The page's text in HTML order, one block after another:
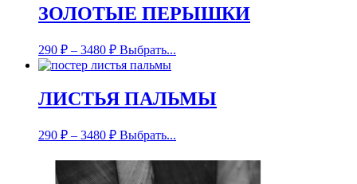
ЗОЛОТЫЕ ПЕРЫШКИ
290 ₽ – 3480 ₽ Выбрать...
ЛИСТЬЯ ПАЛЬМЫ
290 ₽ – 3480 ₽ Выбрать...